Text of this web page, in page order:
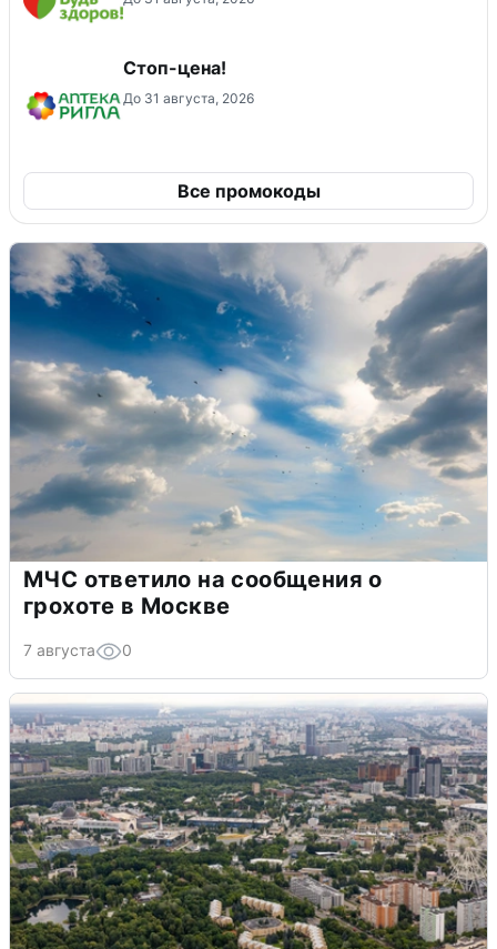
Стоп-цена!
До 31 августа, 2026
Все промокоды
МЧС ответило на сообщения о
грохоте в Москве
7 августа 0